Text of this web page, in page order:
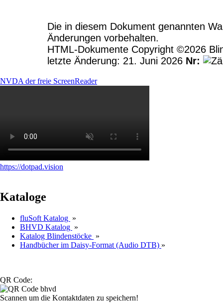
Die in diesem Dokument genannten
Änderungen vorbehalten.
HTML-Dokumente Copyright ©2026
letzte Änderung: 21. Juni 2026 Nr:
NVDA der freie ScreenReader
https://dotpad.vision
Kataloge
fluSoft Katalog »
BHVD Katalog »
Katalog Blindenstöcke »
Handbücher im Daisy-Format (Audio DTB) »
QR Code:
Scannen um die Kontaktdaten zu speichern!